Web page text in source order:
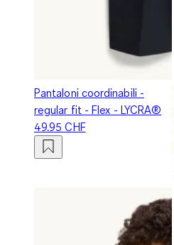
Pantaloni coordinabili -
regular fit - Flex - LYCRA®
49.95 CHF